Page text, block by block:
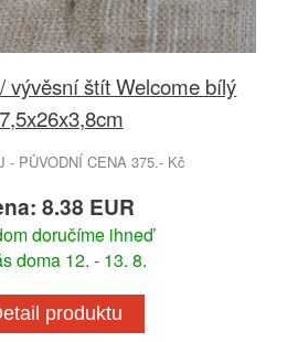
vývěsní štít Welcome bílý
- PŮVODNÍ CENA 375.- Kč
8.38 EUR
doručíme ihneď
doma 12. - 13. 8.
produktu